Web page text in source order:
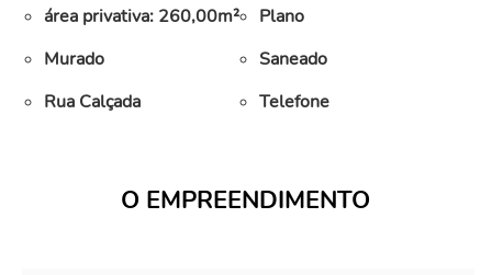
área privativa: 260,00m²
Plano
Murado
Saneado
Rua Calçada
Telefone
O EMPREENDIMENTO